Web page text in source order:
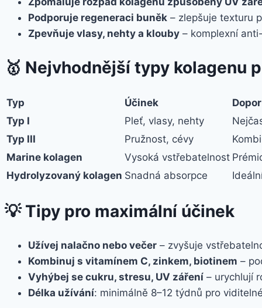
Podporuje regeneraci buněk – zlepšuje texturu
Zpevňuje vlasy, nehty a klouby – komplexní
🥇 Nejvhodnější typy kolagenu
Typ Účinek
Typ I
Pleť, vlasy, nehty
Typ III
Pružnost, cévy
Marine kolagen
Vysoká vstřebatelnost
Hydrolyzovaný kolagen Snadná absorpce
💡 Tipy pro maximální účinek
Užívej nalačno nebo večer – zvyšuje
Kombinuj s vitamínem C, zinkem, biotinem –
Vyhýbej se cukru, stresu, UV záření – urychlují
Délka užívání: minimálně 8–12 týdnů pro